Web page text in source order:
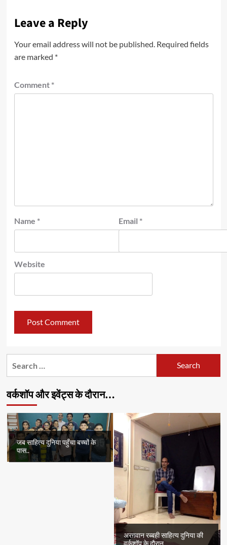
Leave a Reply
Your email address will not be published. Required fields
are marked *
Comment *
Name * Email *
Website
वर्कशॉप और इवेंट्स के दौरान…
जब साहित्य दुनिया पहुँचा बच्चों के
पास..
अरग़वान रब्बही साहित्य दुनिया की